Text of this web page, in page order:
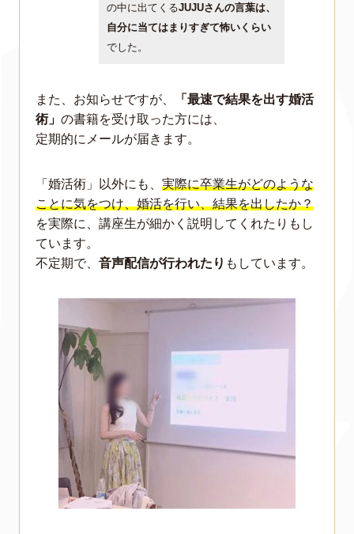
の中に出てくるJUJUさんの言葉は、
自分に当てはまりすぎて怖いくらい
でした。
また、お知らせですが、
「最速で結果を出す婚活
術」 の書籍を受け取った方には、
定期的にメールが届きます。
「婚活術」以外にも、 実際に卒業生がどのような
ことに気をつけ、婚活を行い、結果を出したか？
を実際に、講座生が細かく説明してくれたりもし
ています。
不定期で、 音声配信が行われたり もしています。